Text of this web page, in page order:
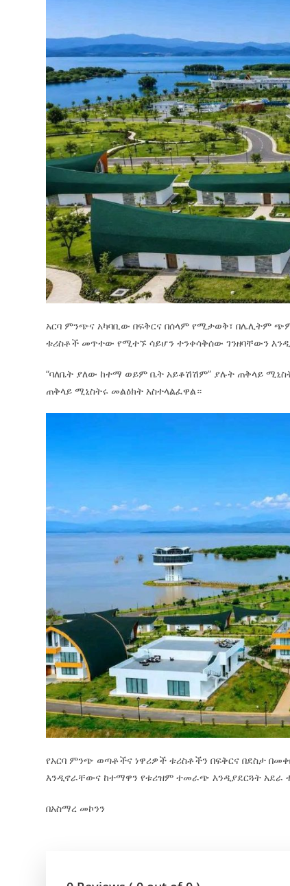
አርባ ምንጭና አካባቢው በፍቅርና በሰላም የሚታወቅ፣ በሌሊትም
ቱሪስቶች መጥተው የሚተኙ ሳይሆን ተንቀሳቅሰው ገንዘባቸውን
“ባለቤት ያለው ከተማ ወይም ቤት አይቆሽሽም” ያሉት ጠቅላይ
ጠቅላይ ሚኒስትሩ መልዕክት አስተላልፈዋል።
የአርባ ምንጭ ወጣቶችና ነዋሪዎች ቱሪስቶችን በፍቅርና በደስታ
እንዲኖራቸውና ከተማዋን የቱሪዝም ተመራጭ እንዲያደርጓት አደራ
በአስማረ መኮንን